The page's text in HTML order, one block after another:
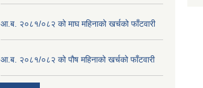
आ.ब. २०८१/०८२ को माघ महिनाको खर्चको फाँटवारी
आ.ब. २०८१/०८२ को पौष महिनाको खर्चको फाँटवारी